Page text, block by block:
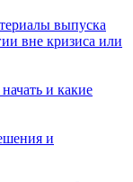
выпуска
вне кризиса или
и какие
и